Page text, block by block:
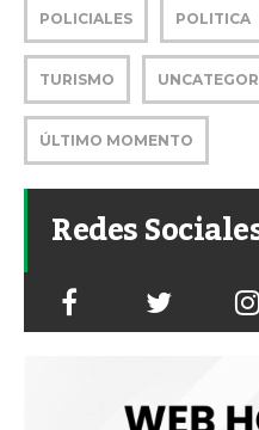
POLICIALES POLITICA
TURISMO
ÚLTIMO MOMENTO
Redes